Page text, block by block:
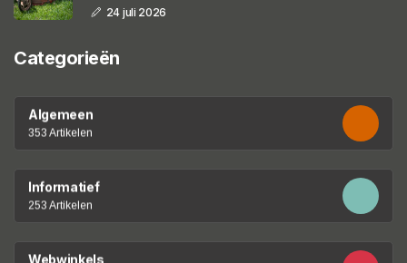
24 juli 2026
Categorieën
Algemeen
353 Artikelen
Informatief
253 Artikelen
Webwinkels